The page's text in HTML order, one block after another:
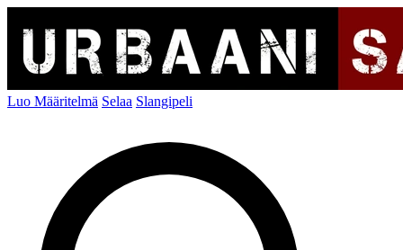
Luo Määritelmä Selaa Slangipeli